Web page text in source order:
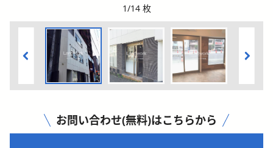
1/14 枚
お問い合わせ(無料)はこちらから